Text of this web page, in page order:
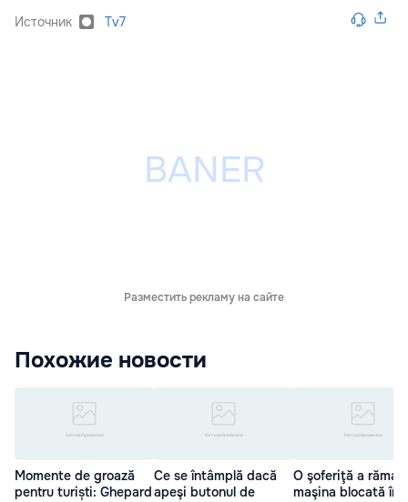
Источник Tv7
Разместить рекламу на сайте
Похожие новости
Momente de groază
pentru turiști: Ghepard
Ce se întâmplă dacă
apeşi butonul de
O şoferiţă a rămas
maşina blocată